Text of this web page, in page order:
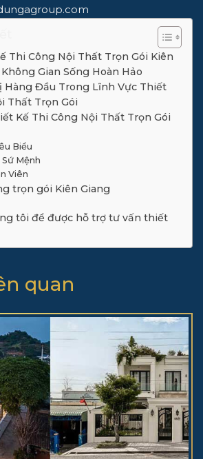
Thi Công Nội Thất Trọn Gói Kiên
Gian Sống Hoàn Hảo
Hàng Đầu Trong Lĩnh Vực Thiết
Thất Trọn Gói
Kế Thi Công Nội Thất Trọn Gói
Biểu
Sứ Mệnh
Viên
trọn gói Kiên Giang
tôi để được hỗ trợ tư vấn thiết
quan